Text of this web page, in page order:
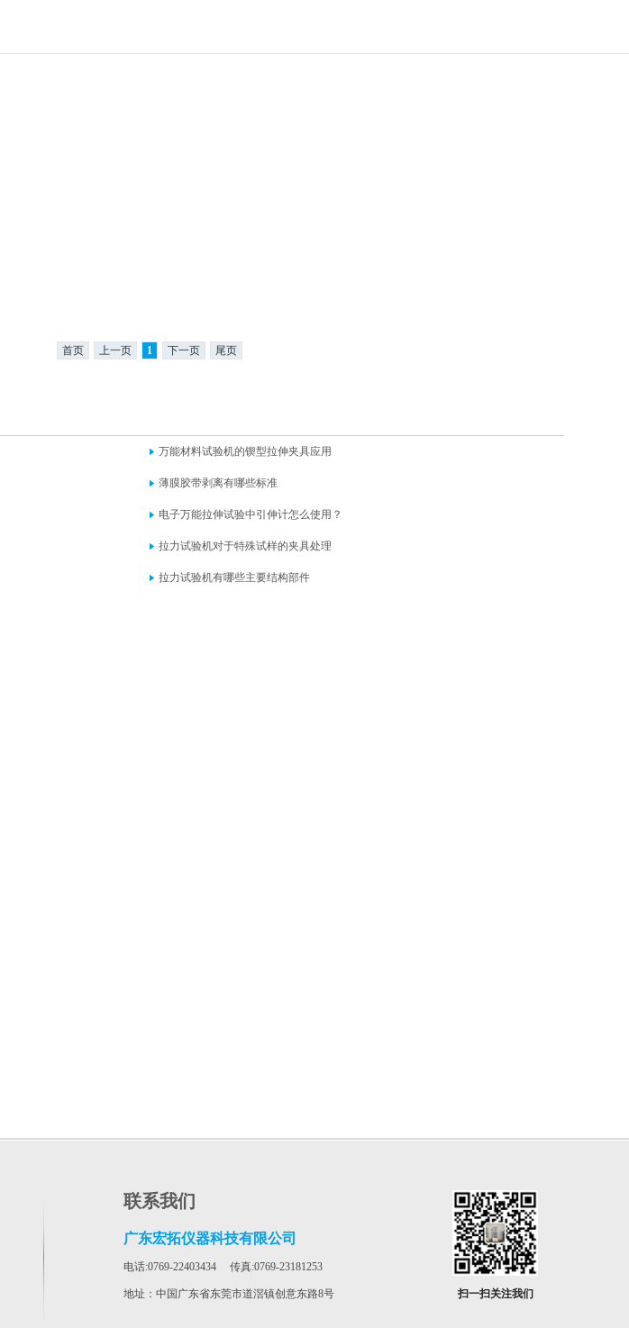
首页 上一页 1 下一页 尾页
万能材料试验机的锲型拉伸夹具应用
薄膜胶带剥离有哪些标准
电子万能拉伸试验中引伸计怎么使用？
拉力试验机对于特殊试样的夹具处理
拉力试验机有哪些主要结构部件
联系我们
广东宏拓仪器科技有限公司
电话:0769-22403434 传真:0769-23181253
地址：中国广东省东莞市道滘镇创意东路8号 扫一扫关注我们